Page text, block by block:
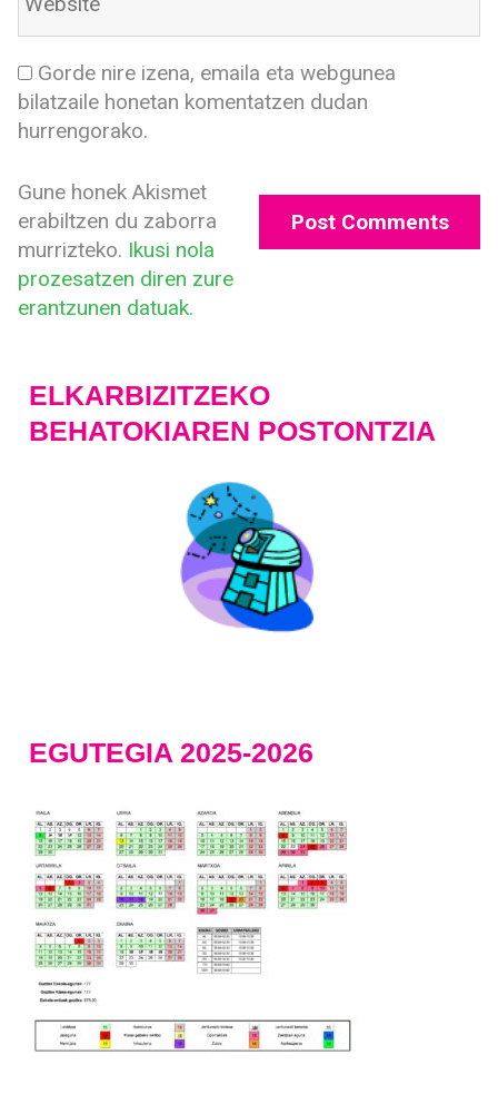
Gorde nire izena, emaila eta webgunea
bilatzaile honetan komentatzen dudan
hurrengorako.
Gune honek Akismet
erabiltzen du zaborra
murrizteko. Ikusi nola
prozesatzen diren zure
erantzunen datuak.
ELKARBIZITZEKO
BEHATOKIAREN POSTONTZIA
EGUTEGIA 2025-2026